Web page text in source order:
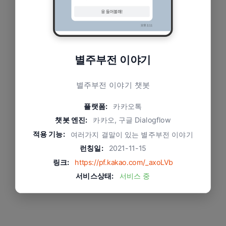
별주부전 이야기
별주부전 이야기 챗봇
플랫폼: 카카오톡
챗봇 엔진: 카카오, 구글 Dialogflow
적용 기능:
여러가지 결말이 있는 별주부전 이야기
런칭일:
2021-11-15
링크:
https://pf.kakao.com/_axoLVb
서비스상태:
서비스 중